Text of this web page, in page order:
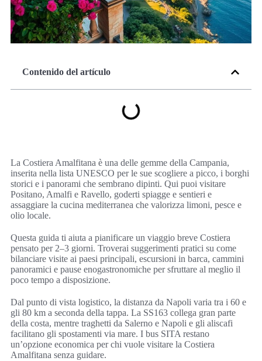
Contenido del artículo
La Costiera Amalfitana è una delle gemme della Campania,
inserita nella lista UNESCO per le sue scogliere a picco, i borghi
storici e i panorami che sembrano dipinti. Qui puoi visitare
Positano, Amalfi e Ravello, goderti spiagge e sentieri e
assaggiare la cucina mediterranea che valorizza limoni, pesce e
olio locale.
Questa guida ti aiuta a pianificare un viaggio breve Costiera
pensato per 2–3 giorni. Troverai suggerimenti pratici su come
bilanciare visite ai paesi principali, escursioni in barca, cammini
panoramici e pause enogastronomiche per sfruttare al meglio il
poco tempo a disposizione.
Dal punto di vista logistico, la distanza da Napoli varia tra i 60 e
gli 80 km a seconda della tappa. La SS163 collega gran parte
della costa, mentre traghetti da Salerno e Napoli e gli aliscafi
facilitano gli spostamenti via mare. I bus SITA restano
un’opzione economica per chi vuole visitare la Costiera
Amalfitana senza guidare.